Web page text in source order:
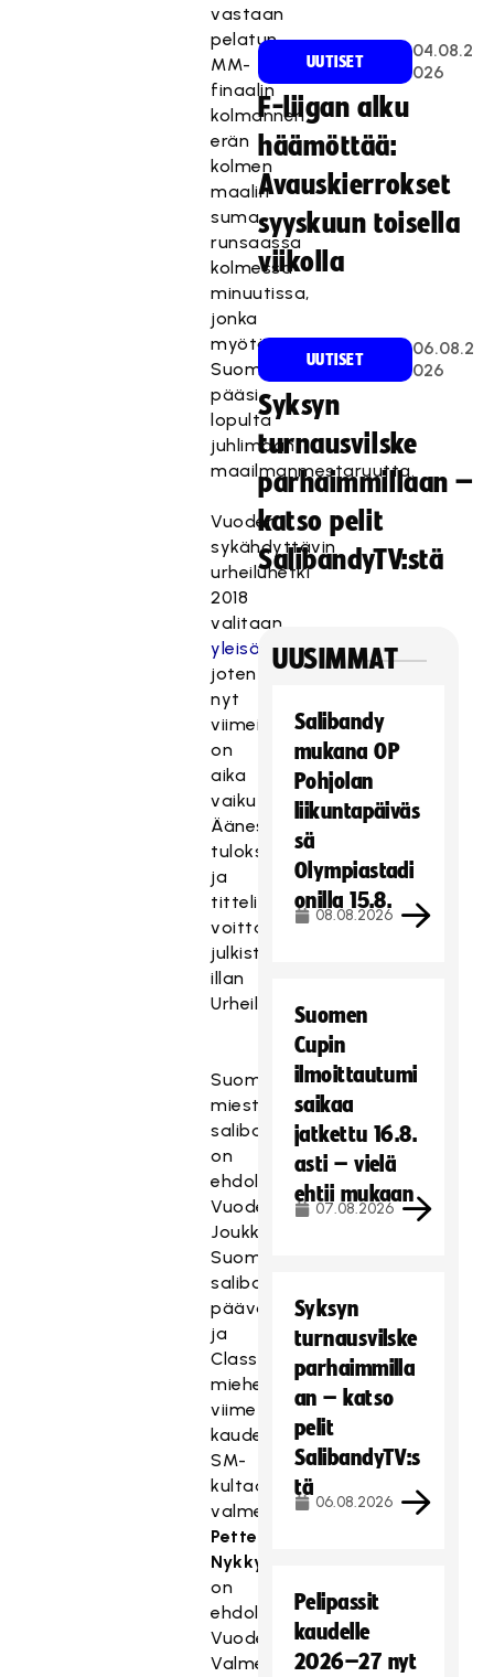
vastaan
pelatun
MM-
finaalin
kolmannen
erän
kolmen
maalin
suma
runsaassa
kolmessa
minuutissa,
jonka
myötä
Suomi
pääsi
lopulta
juhlimaan
maailmanmestaruutta.
Vuoden
sykähdyttävin
urheiluhetki
2018
valitaan
yleisöäänestyksessä,
joten
nyt
viimeistään
on
aika
vaikuttaa.
Äänestyksen
tulokset
ja
tittelin
voittaja
julkistetaan
illan
Urheilugaalassa.
Suomen
miesten
salibandymaajoukkue
on
ehdolla
Vuoden
Joukkueeksi.
Suomen
salibandymiesten
päävalmentaja
ja
Classicin
miehet
viime
kaudella
SM-
kultaan
valmentanut
Petteri
Nykky
on
ehdolla
Vuoden
Valmentajaksi.
UUTISET
04.08.2
026
F-liigan alku
häämöttää:
Avauskierrokset
syyskuun toisella
viikolla
UUTISET
06.08.2
026
Syksyn
turnausvilske
parhaimmillaan –
katso pelit
SalibandyTV:stä
UUSIMMAT
Salibandy
mukana OP
Pohjolan
liikuntapäiväs
sä
Olympiastadi
onilla 15.8.
08.08.2026
Suomen
Cupin
ilmoittautumi
saikaa
jatkettu 16.8.
asti – vielä
ehtii mukaan
07.08.2026
Syksyn
turnausvilske
parhaimmilla
an – katso
pelit
SalibandyTV:s
tä
06.08.2026
Pelipassit
kaudelle
2026–27 nyt